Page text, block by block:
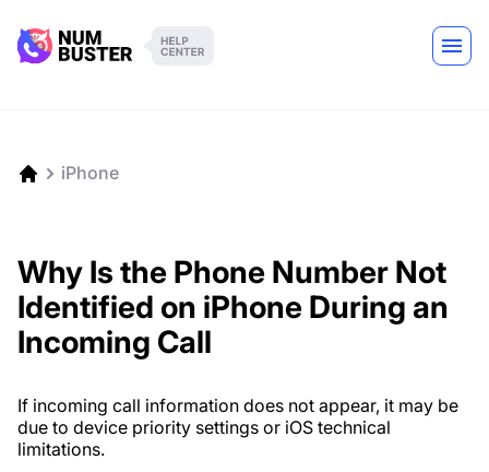
iPhone
Why Is the Phone Number Not
Identified on iPhone During an
Incoming Call
If incoming call information does not appear, it may be
due to device priority settings or iOS technical
limitations.